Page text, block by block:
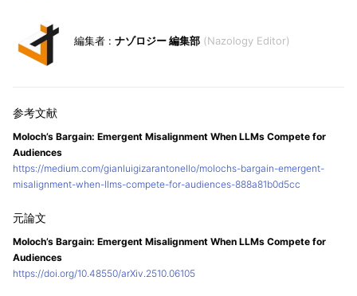
ナゾロジー 編集部 Nazology Editor
Moloch’s Bargain: Emergent Misalignment When LLMs Compete for
Audiences
https://medium.com/gianluigizarantonello/molochs-bargain-emergent-
misalignment-when-llms-compete-for-audiences-888a81b0d5cc
Moloch’s Bargain: Emergent Misalignment When LLMs Compete for
Audiences
https://doi.org/10.48550/arXiv.2510.06105